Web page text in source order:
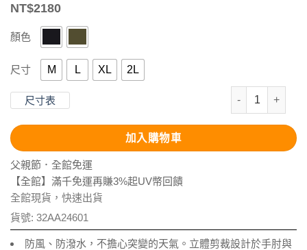
NT$2180
顏色
尺寸 M L XL 2L
尺寸表
防風軟殼透氣
加入購物車
父親節．全館免運
【全館】滿千免運再賺3%起UV幣回饋
全館現貨，快速出貨
貨號: 32AA24601
防風、防潑水，不擔心突變的天氣。立體剪裁設計於手肘與